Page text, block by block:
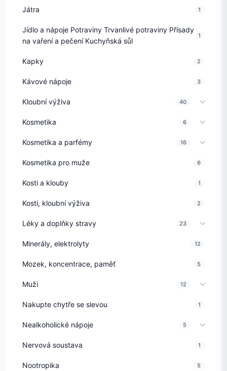
Játra 1
Jídlo a nápoje Potraviny Trvanlivé potraviny Přísady
na vaření a pečení Kuchyňská sůl
1
Kapky 2
Kávové nápoje 3
Kloubní výživa 40
Kosmetika 6
Kosmetika a parfémy 16
Kosmetika pro muže 6
Kosti a klouby 1
Kosti, kloubní výživa 2
Léky a doplňky stravy 23
Minerály, elektrolyty 12
Mozek, koncentrace, paměť 5
Muži 12
Nakupte chytře se slevou 1
Nealkoholické nápoje 5
Nervová soustava 1
Nootropika 5